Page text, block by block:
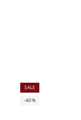
SALE
-40%